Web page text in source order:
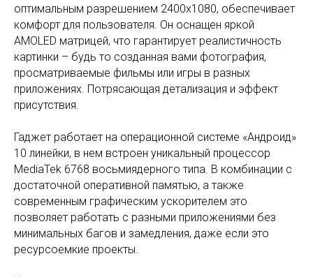
оптимальным разрешением 2400х1080, обеспечивает
комфорт для пользователя. Он оснащен яркой
AMOLED матрицей, что гарантирует реалистичность
картинки – будь то созданная вами фотография,
просматриваемые фильмы или игры в разных
приложениях. Потрясающая детализация и эффект
присутствия.
Гаджет работает на операционной системе «Андроид»
10 линейки, в нем встроен уникальный процессор
MediaTek 6768 восьмиядерного типа. В комбинации с
достаточной оперативной памятью, а также
современным графическим ускорителем это
позволяет работать с разными приложениями без
минимальных багов и замедления, даже если это
ресурсоемкие проекты.